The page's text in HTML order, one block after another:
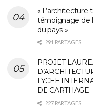
« L’architecture
témoignage de
du pays »
291 PARTAGES
PROJET
LYCEE
DE CARTHAGE
227 PARTAGES